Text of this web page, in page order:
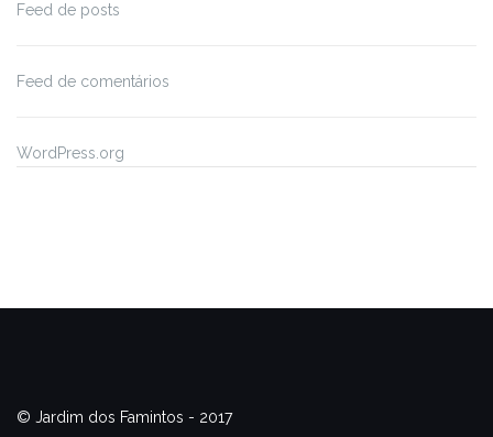
Feed de posts
Feed de comentários
WordPress.org
© Jardim dos Famintos - 2017